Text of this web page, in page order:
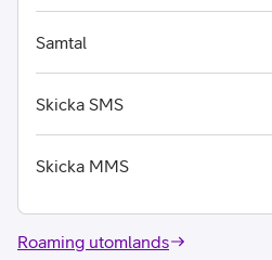
Samtal
Skicka SMS
Skicka MMS
Roaming utomlands